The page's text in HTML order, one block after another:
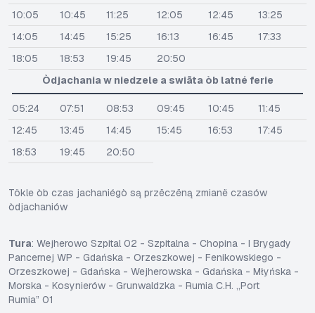
10:05
10:45 11:25 12:05 12:45
13:25
14:05
14:45 15:25 16:13 16:45
17:33
18:05
18:53 19:45
20:50
Òdjachania w niedzele a swiãta òb latné ferie
05:24 07:51 08:53 09:45 10:45
11:45
12:45
13:45 14:45 15:45 16:53
17:45
18:53
19:45 20:50
Tôkle òb czas jachaniégò są przëczëną zmianë czasów
òdjachaniów
Tura: Wejherowo Szpital 02 - Szpitalna - Chopina - I Brygady
Pancernej WP - Gdańska - Orzeszkowej - Fenikowskiego -
Orzeszkowej - Gdańska - Wejherowska - Gdańska - Młyńska -
Morska - Kosynierów - Grunwaldzka - Rumia C.H. „Port
Rumia” 01